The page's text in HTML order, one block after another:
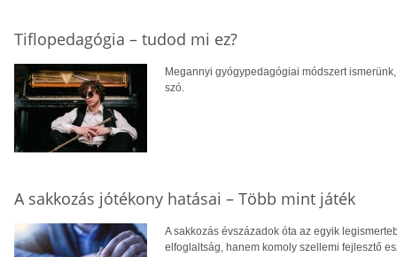
Tiflopedagógia – tudod mi ez?
Megannyi gyógypedagógiai módszert
szó.
A sakkozás jótékony hatásai – Több mint játék
A sakkozás évszázadok óta az egyik
elfoglaltság, hanem komoly szellemi fejlesztő